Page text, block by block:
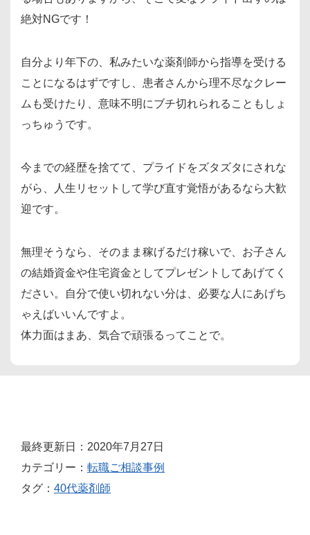
絶対NGです！
自分より年下の、私みたいな薬剤師から指導を受ける
ことになるはずですし、患者さんから理不尽なクレー
ムも受けたり、意味不明にブチ切れられることもしょ
っちゅうです。
今までの経歴を捨てて、プライドをズタズタにされな
がら、人生リセットして学び直す覚悟があるなら大歓
迎です。
無理そうなら、そのまま稼げるだけ稼いで、お子さん
の結婚資金や住宅資金としてプレゼントしてあげてく
ださい。自分で使い切れない分は、必要な人にあげち
ゃえばいいんですよ。
体力面はまあ、気合で頑張るってことで。
最終更新日：2020年7月27日
カテゴリー： 転職ご相談事例
タグ： 40代薬剤師